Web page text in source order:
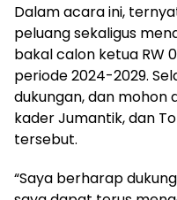
Dalam acara ini,
peluang sekaligus
bakal calon ketua RW
periode 2024-2029.
dukungan, dan mohon
kader Jumantik, dan
tersebut.
“Saya berharap